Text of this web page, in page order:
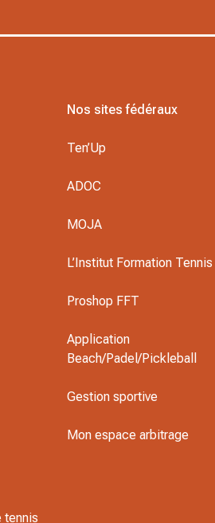
Nos sites fédéraux
Ten’Up
ADOC
MOJA
L’Institut Formation Tennis
Proshop FFT
Application
Beach/Padel/Pickleball
Gestion sportive
Mon espace arbitrage
tennis